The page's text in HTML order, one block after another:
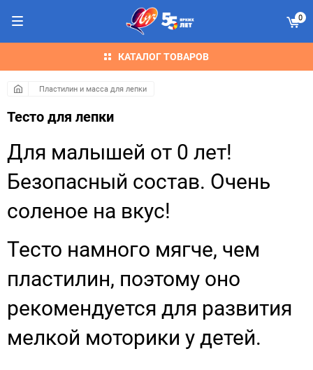
КАТАЛОГ ТОВАРОВ
0
Пластилин и масса для лепки
Тесто для лепки
Для малышей от 0 лет!
Безопасный состав. Очень
соленое на вкус!
Тесто намного мягче, чем
пластилин, поэтому оно
рекомендуется для развития
мелкой моторики у детей.